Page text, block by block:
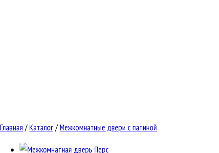
Главная /Каталог/Межкомнатные двери с патиной